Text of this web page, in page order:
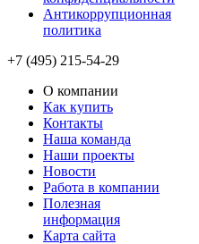
Антикоррупционная
политика
+7 (495) 215-54-29
О компании
Как купить
Контакты
Наша команда
Наши проекты
Новости
Работа в компании
Полезная
информация
Карта сайта